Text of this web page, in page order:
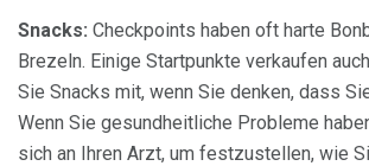
Snacks: Checkpoints haben oft harte
Brezeln. Einige Startpunkte verkaufen
Sie Snacks mit, wenn Sie denken, dass
Wenn Sie gesundheitliche Probleme
sich an Ihren Arzt, um festzustellen, wie